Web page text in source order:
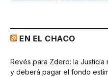
EN EL CHACO
Revés para Zdero: la
y deberá pagar el fondo